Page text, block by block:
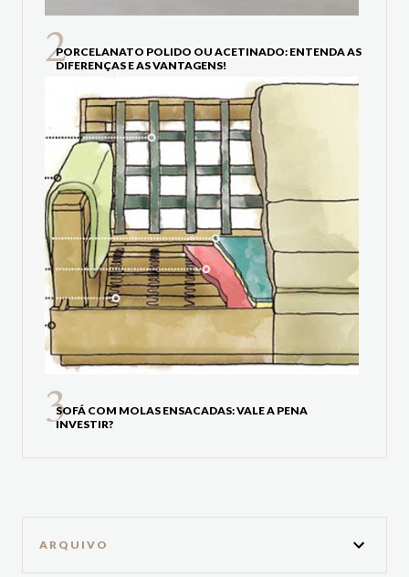
PORCELANATO POLIDO OU ACETINADO: ENTENDA AS
DIFERENÇAS E AS VANTAGENS!
SOFÁ COM MOLAS ENSACADAS: VALE A PENA
INVESTIR?
ARQUIVO